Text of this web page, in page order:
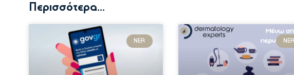
Περισσότερα...
ΝΈΑ ΝΈΑ